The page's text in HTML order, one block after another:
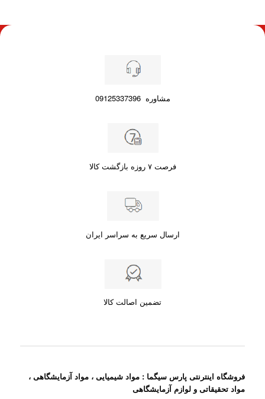
مشاوره09125337396
فرصت ۷ روزه بازگشت کالا
ارسال سریع به سراسر ایران
تضمین اصالت کالا
فروشگاه اینترنتی پارس سیگما : مواد شیمیایی ، مواد آزمایشگاهی ،
مواد تحقیقاتی و لوازم آزمایشگاهی